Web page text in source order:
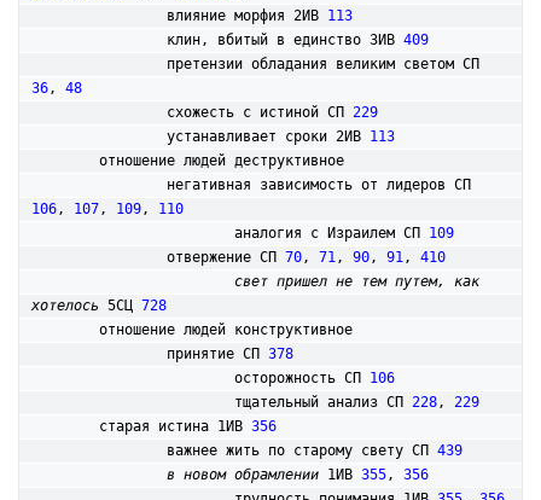
		влияние морфия 2ИВ
113
		клин, вбитый в единство 3ИВ
409
36, 48
		схожесть с истиной СП
229
		устанавливает сроки 2ИВ
113
106, 107, 109, 110
			аналогия с Израилем СП
109
		отвержение СП
70, 71, 90, 91, 410
свет пришел не тем путем, как
хотелось 5СЦ 728
		принятие СП
378
			осторожность СП
106
			тщательный анализ СП
228, 229
	старая истина 1ИВ
356
		важнее жить по старому свету СП
439
в новом обрамлении 1ИВ 355, 356